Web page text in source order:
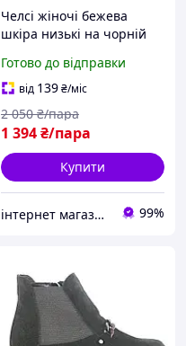
Челсі жіночі бежева
шкіра низькі на чорній
демісезонні розмір 40
Готово до відправки
від 139₴/міс
1 394₴/пара
2 050 ₴/пара
Купити
інтернет магазин ОПТИМАЛЬНИЙ ВИБІР 99%